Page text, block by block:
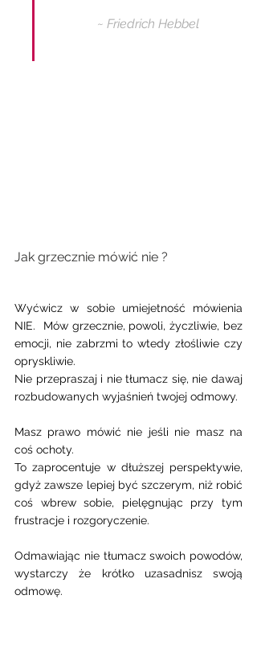
               ~ Friedrich Hebbel
Jak grzecznie mówić nie ?
Wyćwicz w sobie umiejetność mówienia
NIE.  Mów grzecznie, powoli, życzliwie, bez
emocji, nie zabrzmi to wtedy złośliwie czy
opryskliwie.
Nie przepraszaj i nie tłumacz się, nie dawaj
rozbudowanych wyjaśnień twojej odmowy.
Masz prawo mówić nie jeśli nie masz na
coś ochoty.
To zaprocentuje w dłuższej perspektywie,
gdyż zawsze lepiej być szczerym, niż robić
coś wbrew sobie, pielęgnując przy tym
frustracje i rozgoryczenie.
Odmawiając nie tłumacz swoich powodów,
wystarczy że krótko uzasadnisz swoją
odmowę.